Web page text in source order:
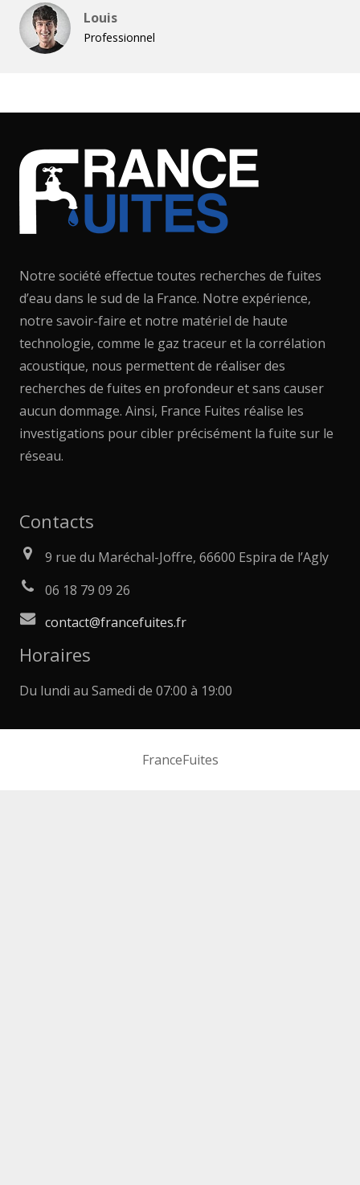
Louis
Professionnel
Notre société effectue toutes recherches de fuites
d’eau dans le sud de la France. Notre expérience,
notre savoir-faire et notre matériel de haute
technologie, comme le gaz traceur et la corrélation
acoustique, nous permettent de réaliser des
recherches de fuites en profondeur et sans causer
aucun dommage. Ainsi, France Fuites réalise les
investigations pour cibler précisément la fuite sur le
réseau.
Contacts
9 rue du Maréchal-Joffre, 66600 Espira de l’Agly
06 18 79 09 26
contact@francefuites.fr
Horaires
Du lundi au Samedi de 07:00 à 19:00
FranceFuites